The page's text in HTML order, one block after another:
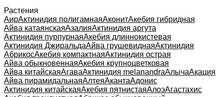
Растения
АирАктинидия полигамнаяАконитАкебия гибридная
Айва катаянскаяАзалияАктинидия аргута
Актинидия пурпурнаяАкебия длиннокистевая
Актинидия ДжиральдаАйва грушевиднаяАктинидия
АбрикосАкебия компактнаяАктинидия острая
Айва обыкновеннаяАкебия крупноцветковая
Айва китайскаяАгаваАктинидия melanandraАлычаАкация
Айва пирамидальнаяАлтеяАкантаАдонис
Актинидия китайскаяАкебия пятнистаяАлоэАгастахис